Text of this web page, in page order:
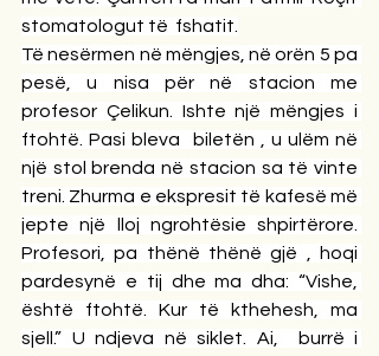
stomatologut të  fshatit.
Të nesërmen në mëngjes, në orën 5 pa
pesë, u nisa për në stacion me
profesor Çelikun. Ishte një mëngjes i
ftohtë. Pasi bleva  biletën , u ulëm në
një stol brenda në stacion sa të vinte
treni. Zhurma e ekspresit të kafesë më
jepte një lloj ngrohtësie shpirtërore.
Profesori, pa thënë thënë gjë , hoqi
pardesynë e tij dhe ma dha: “Vishe,
është ftohtë. Kur të kthehesh, ma
sjell.” U ndjeva në siklet. Ai,  burrë i